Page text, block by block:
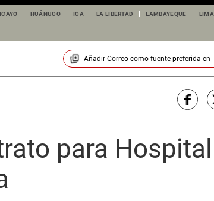
HUÁNUCO ICA LA LIBERTAD LAMBAYEQUE LIMA
Añadir Correocomo fuente preferida en
para Hospital